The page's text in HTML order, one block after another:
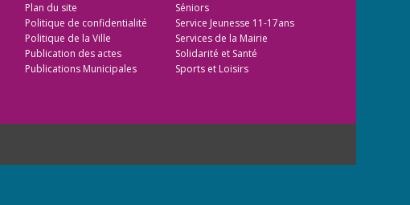
Plan du site
Politique de confidentialité
Politique de la Ville
Publication des actes
Publications Municipales
Séniors
Service Jeunesse 11-17ans
Services de la Mairie
Solidarité et Santé
Sports et Loisirs